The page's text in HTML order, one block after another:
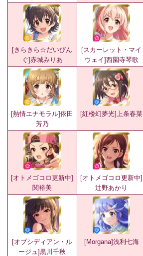
[きらきら☆だいびん
ぐ]赤城みりあ
[スカーレット・マイ
ウェイ]西園寺琴歌
[熱情エナモラル]依田
芳乃
[紅楼幻夢光]上条春菜
[オトメゴコロ更新中]
関裕美
[オトメゴコロ更新中]
辻野あかり
[オブシディアン・ル
ージュ]黒川千秋
[Morgana]浅利七海